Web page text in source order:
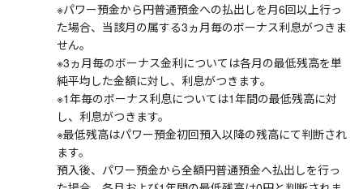
※パワー預金から円普通預金への払出しを月6回以上行っ
た場合、当該月の属する3ヵ月毎のボーナス利息がつきま
せん。
※3ヵ月毎のボーナス金利については各月の最低残高を単
純平均した金額に対し、利息がつきます。
※1年毎のボーナス利息については1年間の最低残高に対
し、利息がつきます。
※最低残高はパワー預金初回預入以降の残高にて判断され
ます。
預入後、パワー預金から全額円普通預金へ払出しを行っ